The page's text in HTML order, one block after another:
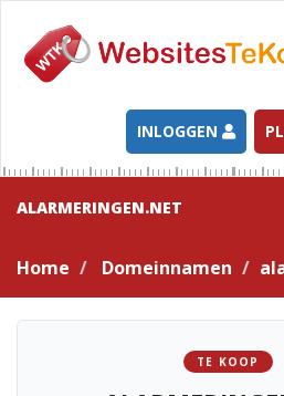
INLOGGEN
ALARMERINGEN.NET
Home Domeinnamen
TE KOOP